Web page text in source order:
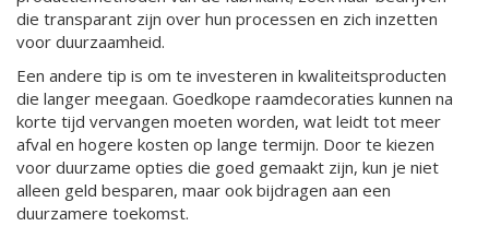
die transparant zijn over hun processen en zich inzetten
voor duurzaamheid.
Een andere tip is om te investeren in kwaliteitsproducten
die langer meegaan. Goedkope raamdecoraties kunnen na
korte tijd vervangen moeten worden, wat leidt tot meer
afval en hogere kosten op lange termijn. Door te kiezen
voor duurzame opties die goed gemaakt zijn, kun je niet
alleen geld besparen, maar ook bijdragen aan een
duurzamere toekomst.